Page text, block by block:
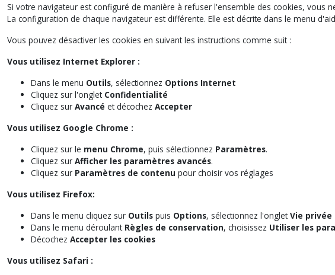
Si votre navigateur est configuré de manière à refuser l'ensemble des cookies,
La configuration de chaque navigateur est différente. Elle est décrite dans le menu
Vous pouvez désactiver les cookies en suivant les instructions comme suit :
Vous utilisez Internet Explorer :
Dans le menu Outils, sélectionnez Options Internet
Cliquez sur l'onglet Confidentialité
Cliquez sur Avancé et décochez Accepter
Vous utilisez Google Chrome :
Cliquez sur le menu Chrome, puis sélectionnez Paramètres.
Cliquez sur Afficher les paramètres avancés.
Cliquez sur Paramètres de contenu pour choisir vos réglages
Vous utilisez Firefox:
Dans le menu cliquez sur Outils puis Options, sélectionnez l'ongletVie privée
Dans le menu déroulant Règles de conservation, choisissez Utiliser les
Décochez Accepter les cookies
Vous utilisez Safari :